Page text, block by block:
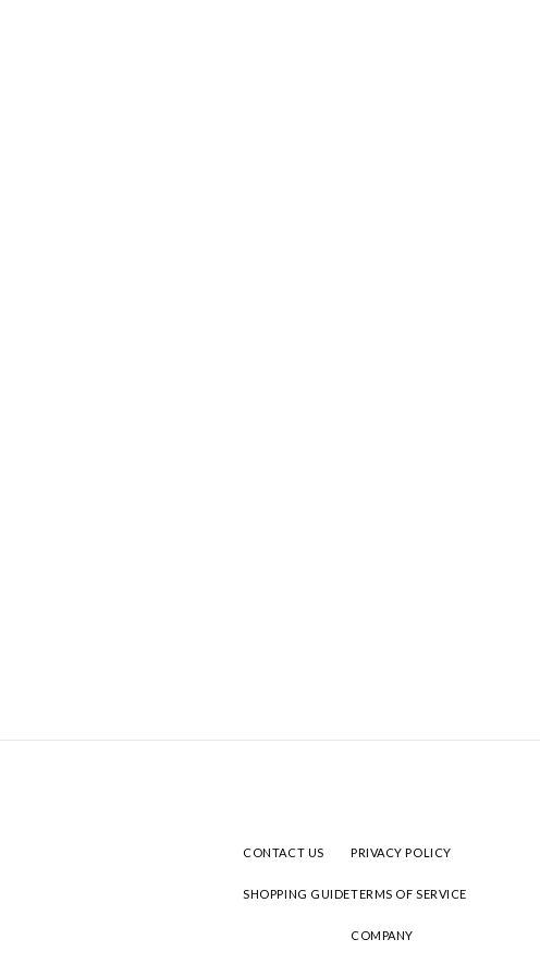
CONTACT US
SHOPPING GUIDE
PRIVACY POLICY
TERMS OF SERVICE
COMPANY